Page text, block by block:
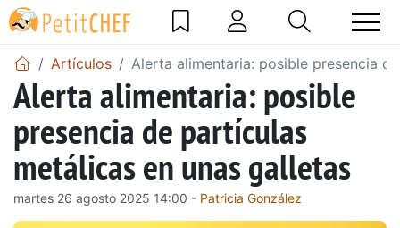
Artículos Alerta alimentaria: posible presencia
Alerta alimentaria: posible
presencia de partículas
metálicas en unas galletas
martes 26 agosto 2025 14:00 - Patricia González